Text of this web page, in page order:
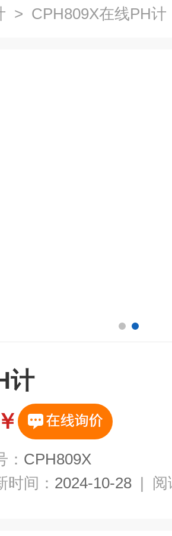
> CPH809X在线PH计
计
￥
： CPH809X
时间： 2024-10-28 | 阅